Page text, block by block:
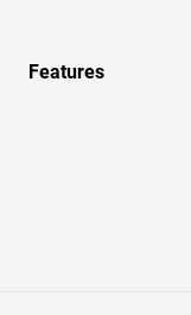
Features